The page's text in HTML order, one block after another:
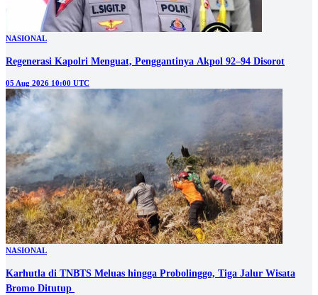
NASIONAL
Regenerasi Kapolri Menguat, Penggantinya Akpol 92–94 Disorot
05 Aug 2026 10:00 UTC
NASIONAL
Karhutla di TNBTS Meluas hingga Probolinggo, Tiga Jalur Wisata